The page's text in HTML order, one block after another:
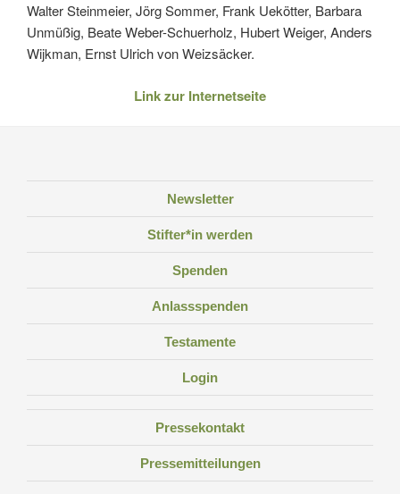
Walter Steinmeier, Jörg Sommer, Frank Uekötter, Barbara
Unmüßig, Beate Weber-Schuerholz, Hubert Weiger, Anders
Wijkman, Ernst Ulrich von Weizsäcker.
Link zur Internetseite
Newsletter
Stifter*in werden
Spenden
Anlassspenden
Testamente
Login
Pressekontakt
Pressemitteilungen